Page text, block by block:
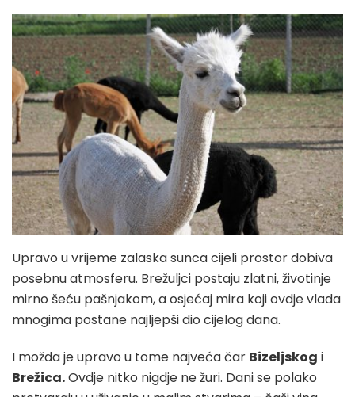
Upravo u vrijeme zalaska sunca cijeli prostor dobiva
posebnu atmosferu. Brežuljci postaju zlatni, životinje
mirno šeću pašnjakom, a osjećaj mira koji ovdje vlada
mnogima postane najljepši dio cijelog dana.
I možda je upravo u tome najveća čar Bizeljskog i
Brežica.Ovdje nitko nigdje ne žuri. Dani se polako